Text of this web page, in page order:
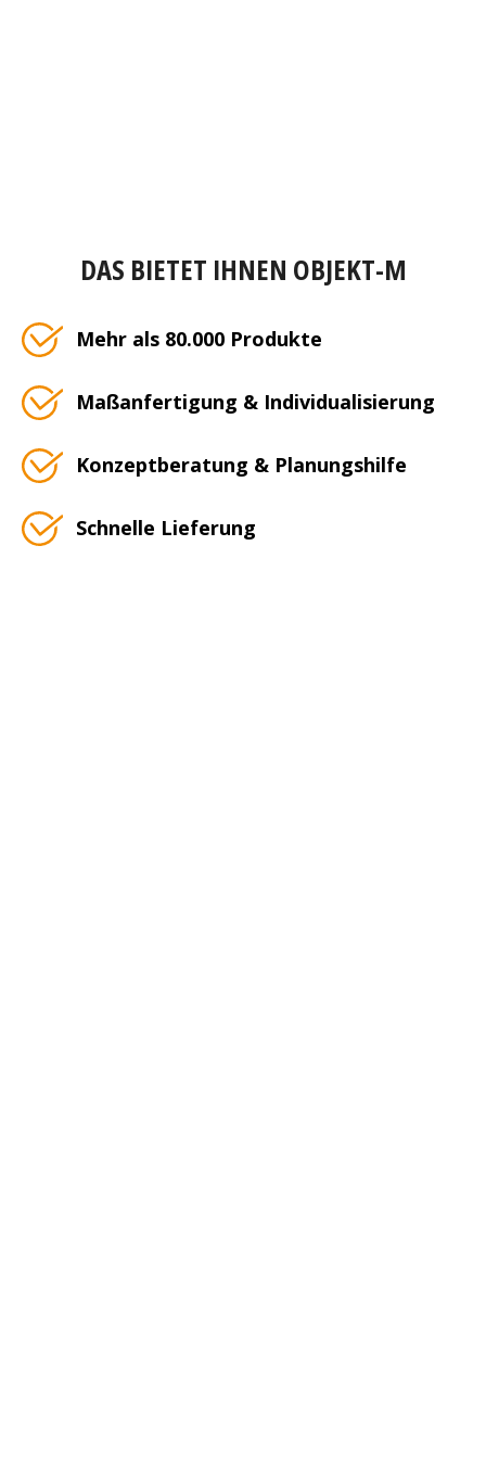
DAS BIETET IHNEN OBJEKT-M
Mehr als 80.000 Produkte
Maßanfertigung & Individualisierung
Konzeptberatung & Planungshilfe
Schnelle Lieferung